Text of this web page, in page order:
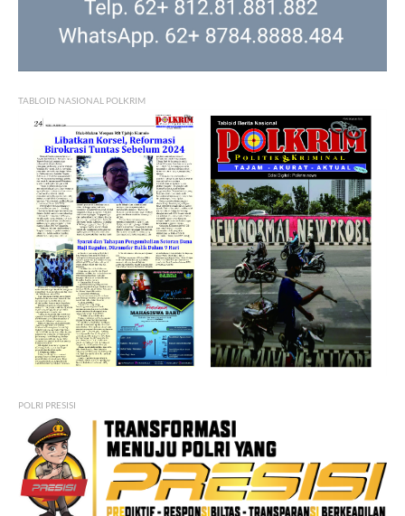
TABLOID NASIONAL POLKRIM
POLRI PRESISI